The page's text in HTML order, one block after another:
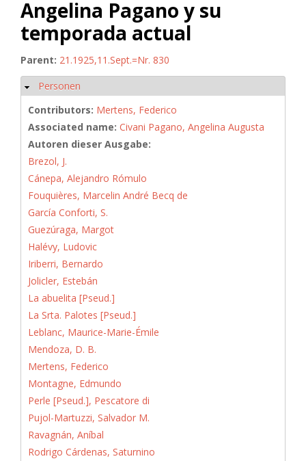
Angelina Pagano y su
temporada actual
Parent: 21.1925,11.Sept.=Nr. 830
Hide
Personen
Contributors: Mertens, Federico
Associated name: Civani Pagano, Angelina Augusta
Autoren dieser Ausgabe:
Brezol, J.
Cánepa, Alejandro Rómulo
Fouquières, Marcelin André Becq de
García Conforti, S.
Guezúraga, Margot
Halévy, Ludovic
Iriberri, Bernardo
Jolicler, Estebán
La abuelita [Pseud.]
La Srta. Palotes [Pseud.]
Leblanc, Maurice-Marie-Émile
Mendoza, D. B.
Mertens, Federico
Montagne, Edmundo
Perle [Pseud.], Pescatore di
Pujol-Martuzzi, Salvador M.
Ravagnán, Aníbal
Rodrigo Cárdenas, Saturnino